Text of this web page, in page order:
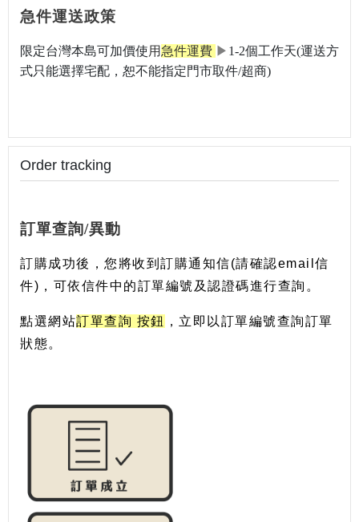
急件運送政策
限定台灣本島可加價使用 急件運費 ▶ 1-2個工作天(運送方
式只能選擇宅配，恕不能指定門市取件/超商)
Order tracking
訂單查詢/異動
訂購成功後，您將收到訂購通知信(請確認email信
件)，可依信件中的訂單編號及認證碼進行查詢。
點選網站訂單查詢 按鈕
，立即以訂單編號查詢訂單
狀態。